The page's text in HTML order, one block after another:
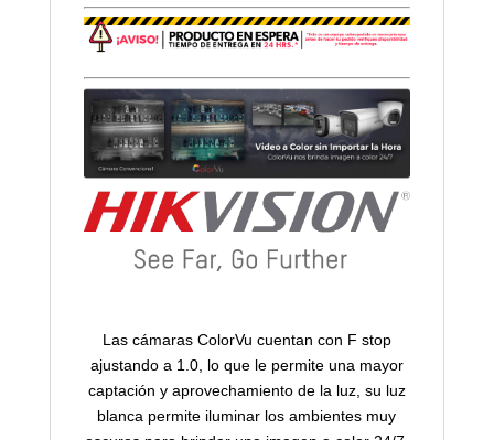
Las cámaras ColorVu cuentan con F stop
ajustando a 1.0, lo que le permite una mayor
captación y aprovechamiento de la luz, su luz
blanca permite iluminar los ambientes muy